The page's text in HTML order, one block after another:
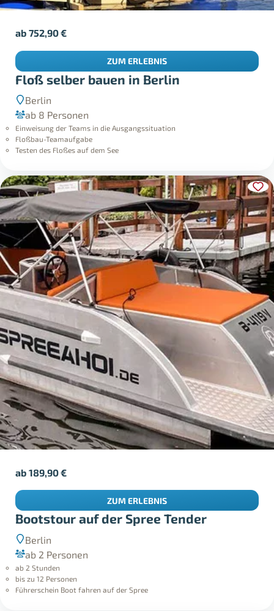
Floß selber bauen in Berlin
Berlin
ab 8 Personen
Einweisung der Teams in die Ausgangssituation
Floßbau-Teamaufgabe
Testen des Floßes auf dem See
ab752,90€
ZUM ERLEBNIS
Bootstour auf der Spree Tender
Berlin
ab 2 Personen
ab 2 Stunden
bis zu 12 Personen
Führerschein Boot fahren auf der Spree
ab189,90€
ZUM ERLEBNIS